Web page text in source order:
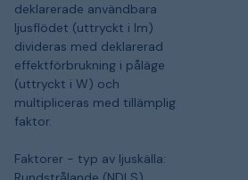
deklarerade användbara
ljusflödet (uttryckt i lm)
divideras med deklarerad
effektförbrukning i påläge
(uttryckt i W) och
multipliceras med tillämplig
faktor.
Faktorer - typ av ljuskälla: